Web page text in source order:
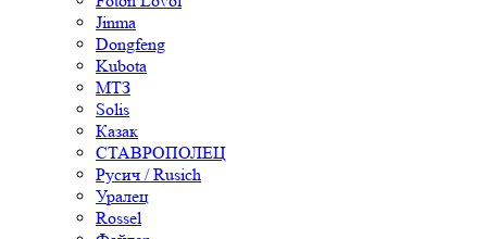
Jinma
Dongfeng
Kubota
МТЗ
Solis
Казак
СТАВРОПОЛЕЦ
Русич / Rusich
Уралец
Rossel